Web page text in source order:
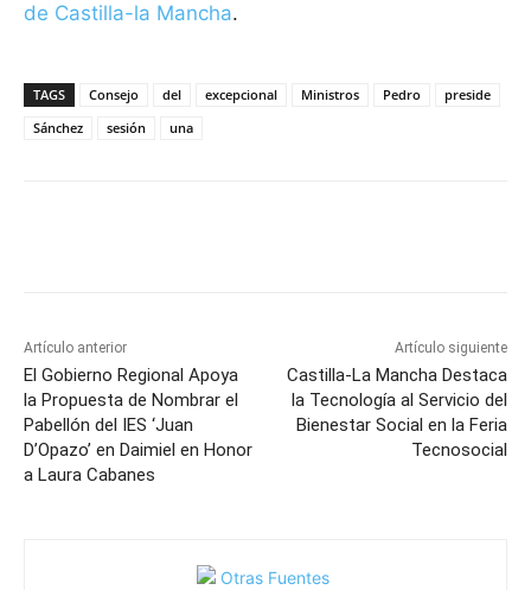
de Castilla-la Mancha.
TAGS Consejo del excepcional Ministros Pedro
preside
Sánchez
sesión una
Artículo anterior
El Gobierno Regional Apoya
la Propuesta de Nombrar el
Pabellón del IES ‘Juan
D’Opazo’ en Daimiel en Honor
a Laura Cabanes
Artículo siguiente
Castilla-La Mancha Destaca
la Tecnología al Servicio del
Bienestar Social en la Feria
Tecnosocial